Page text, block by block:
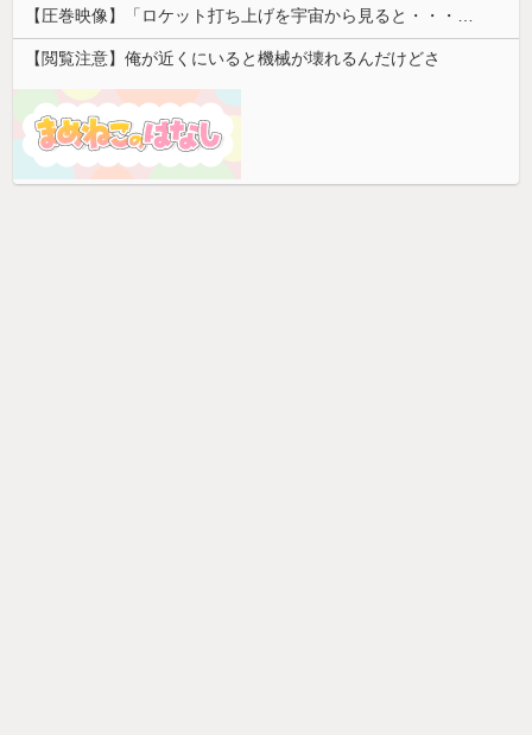
【圧巻映像】「ロケット打ち上げを宇宙から見ると・・・」の動画が衝撃的
【閲覧注意】俺が近くにいると機械が壊れるんだけどさ